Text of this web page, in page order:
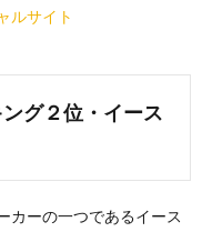
ルサイト
グ２位・イース
カーの一つであるイース